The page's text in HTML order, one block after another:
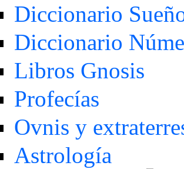
Diccionario
Diccionario
Libros Gnosis
Profecías
Ovnis y
Astrología